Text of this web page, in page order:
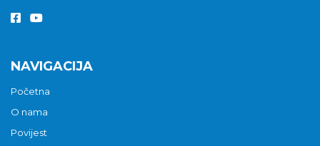
NAVIGACIJA
Početna
O nama
Povijest